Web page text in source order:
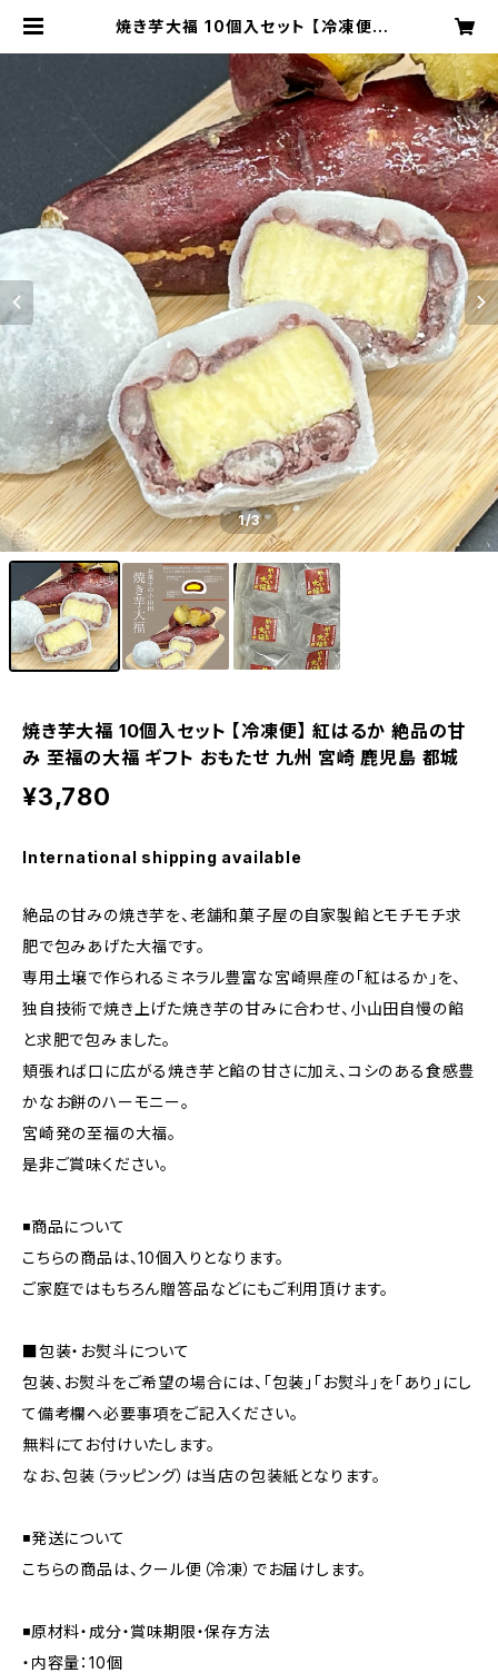
焼き芋大福 10個入セット 【冷凍便】
フト おもたせ 九州 宮崎 鹿児島 都城
| お菓子の小山田 公式オンラインショ
ップ
1/3
焼き芋大福 10個入セット 【冷凍便】 紅はるか 絶品の甘
み 至福の大福 ギフト おもたせ 九州 宮崎 鹿児島 都城
¥3,780
International shipping available
絶品の甘みの焼き芋を、老舗和菓子屋の自家製餡とモチモチ求
肥で包みあげた大福です。
専用土壌で作られるミネラル豊富な宮崎県産の「紅はるか」を、
独自技術で焼き上げた焼き芋の甘みに合わせ、小山田自慢の餡
と求肥で包みました。
頬張れば口に広がる焼き芋と餡の甘さに加え、コシのある食感豊
かなお餅のハーモニー。
宮崎発の至福の大福。
是非ご賞味ください。
◾商品について
こちらの商品は、10個入りとなります。
ご家庭ではもちろん贈答品などにもご利用頂けます。
■包装・お熨斗について
包装、お熨斗をご希望の場合には、「包装」「お熨斗」を「あり」にし
て備考欄へ必要事項をご記入ください。
無料にてお付けいたします。
なお、包装（ラッピング）は当店の包装紙となります。
◾発送について
こちらの商品は、クール便（冷凍）でお届けします。
◾原材料・成分・賞味期限・保存方法
・内容量：10個